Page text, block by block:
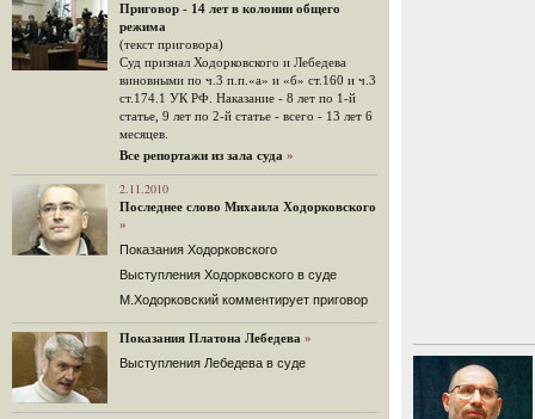
конфискационным санкциям со
стороны государства, оказались под
защитой арбитражного суда"
Швейцарская газета "Neue Zuercher
Zeitung" о гаагском судебном
решении.
48 комментариев
Не исключил
Владимир Путин допускает, что Россия может выйти из-
под юрисдикции ЕСПЧ.
88 комментариев
14.08.2014
Нарулил
Игорь Сечин просит о помощи.
Ссылаясь на санкции, глава
«Роснефти» хочет выбить из фонда
Приговор - 14 лет в колонии общего
режима
(текст приговора)
Суд признал Ходорковского и Лебедева
виновными по ч.3 п.п.«а» и «б» ст.160 и ч.3
ст.174.1 УК РФ. Наказание - 8 лет по 1-й
статье, 9 лет по 2-й статье - всего - 13 лет 6
месяцев.
Все репортажи из зала суда »
2.11.2010
Последнее слово Михаила Ходорковского
»
Показания Ходорковского
Выступления Ходорковского в суде
М.Ходорковский комментирует приговор
Показания Платона Лебедева »
Выступления Лебедева в суде